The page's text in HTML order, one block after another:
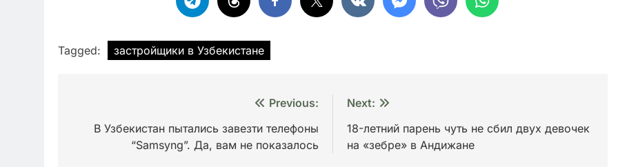
Tagged: застройщики в Узбекистане
записям
Previous:
В Узбекистан пытались завезти телефоны
“Samsyng”. Да, вам не показалось
Next:
18-летний парень чуть не сбил двух девочек
на «зебре» в Андижане